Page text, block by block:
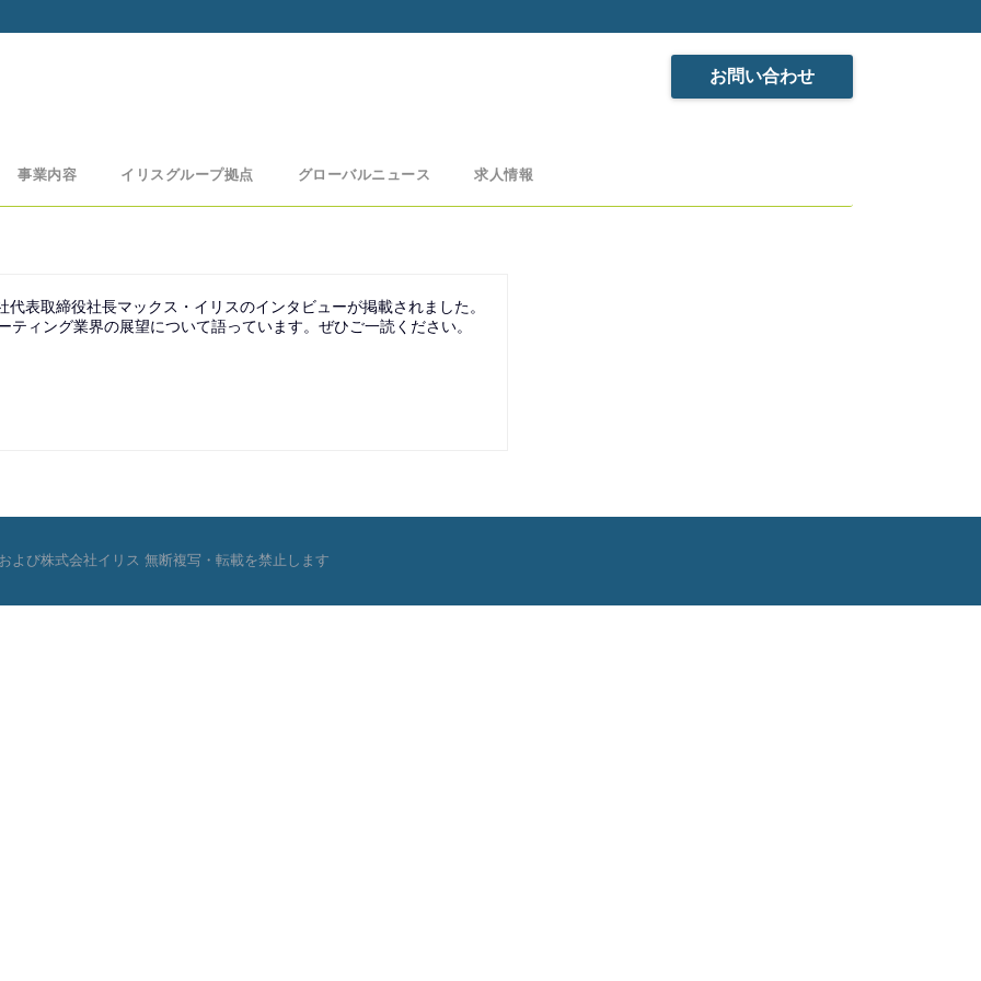
お問い合わせ
事業内容 イリスグループ拠点 グローバルニュース 求人情報
表取締役社長マックス・イリスのインタビューが掲載されました。
ィング業界の展望について語っています。ぜひご一読ください。
び株式会社イリス 無断複写・転載を禁止します